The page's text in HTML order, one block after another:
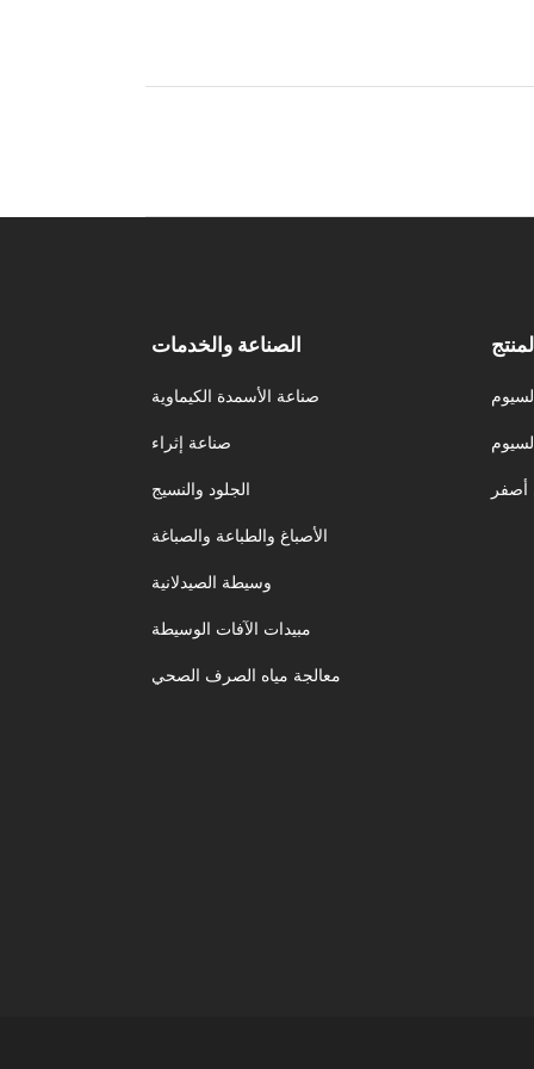
أصفر
الصناعة والخدمات
صناعة الأسمدة الكيماوية
صناعة إثراء
الجلود والنسيج
الأصباغ والطباعة والصباغة
وسيطة الصيدلانية
مبيدات الآفات الوسيطة
معالجة مياه الصرف الصحي